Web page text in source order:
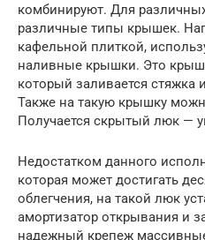
комбинируют. Для
различные типы крышек.
кафельной плиткой,
наливные крышки. Это
который заливается стяжка
Также на такую крышку
Получается скрытый люк —
Недостатком данного
которая может достигать
облегчения, на такой люк
амортизатор открывания и
надежный крепеж